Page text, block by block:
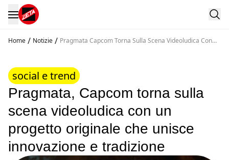
Home / Notizie / Pragmata Capcom Torna Sulla Scena Videoludica Con
social e trend
Pragmata, Capcom torna sulla
scena videoludica con un
progetto originale che unisce
innovazione e tradizione